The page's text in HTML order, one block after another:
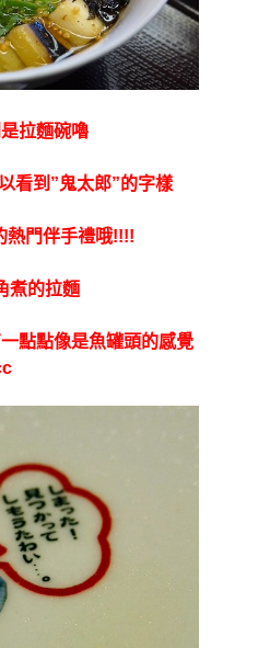
拉麵碗嚕
看到”鬼太郎”的字樣
熱門伴手禮哦!!!!
煮的拉麵
點點像是魚罐頭的感覺